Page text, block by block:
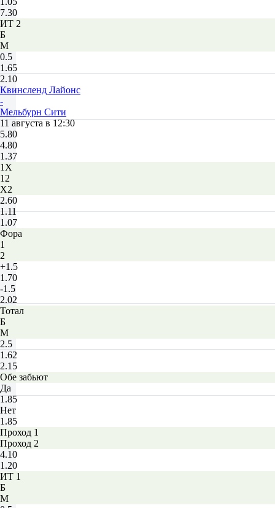
7.30
ИТ 2
Б
М
0.5
1.65
2.10
Квинсленд Лайонc
-
Мельбурн Сити
11 августа в 12:30
5.80
4.80
1.37
1X
12
X2
2.60
1.11
1.07
Фора
1
2
+1.5
1.70
-1.5
2.02
Тотал
Б
М
2.5
1.62
2.15
Обе забьют
Да
1.85
Нет
1.85
Проход 1
Проход 2
4.10
1.20
ИТ 1
Б
М